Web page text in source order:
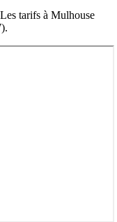
Les tarifs à Mulhouse